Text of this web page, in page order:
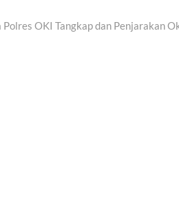
OKI Tangkap dan Penjarakan